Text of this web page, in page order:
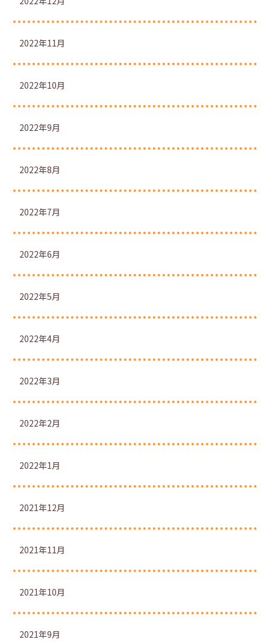
2022年11月
2022年10月
2022年9月
2022年8月
2022年7月
2022年6月
2022年5月
2022年4月
2022年3月
2022年2月
2022年1月
2021年12月
2021年11月
2021年10月
2021年9月